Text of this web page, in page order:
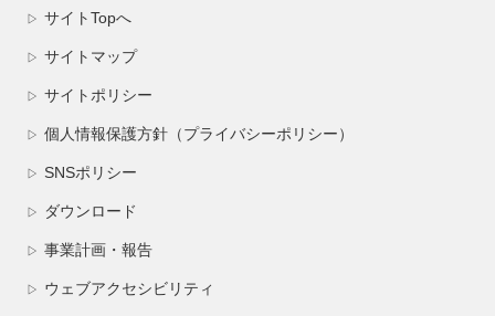
▷ サイトTopへ
▷ サイトマップ
▷ サイトポリシー
▷ 個人情報保護方針（プライバシーポリシー）
▷ SNSポリシー
▷ ダウンロード
▷ 事業計画・報告
▷ ウェブアクセシビリティ